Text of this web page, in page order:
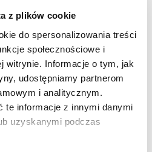
z plików cookie
do spersonalizowania treści
społecznościowe i
witrynie. Informacje o tym, jak
udostępniamy partnerom
i analitycznym.
te informacje z innymi danymi
uzyskanymi podczas